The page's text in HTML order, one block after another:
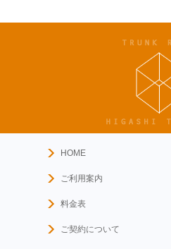
ご利用案内
料金表
ご契約について
HOME